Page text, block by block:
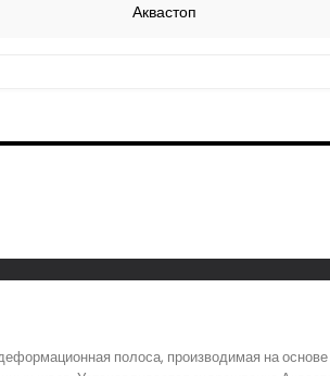
Аквастоп
полоса, производимая на